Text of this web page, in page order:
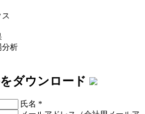
分析
ダウンロード
氏名 *